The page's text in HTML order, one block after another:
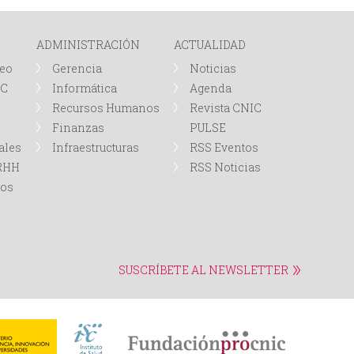
i
o
d
e
b
ADMINISTRACIÓN
Gerencia
Informática
Recursos Humanos
Finanzas
Infraestructuras
ACTUALIDAD
Noticias
Agenda
Revista CNIC
PULSE
RSS Eventos
RSS Noticias
SUSCRÍBETE AL NEWSLETTER